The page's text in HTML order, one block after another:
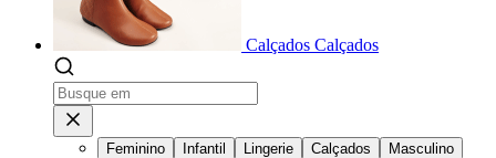
Calçados Calçados
Feminino Infantil Lingerie Calçados
Masculino